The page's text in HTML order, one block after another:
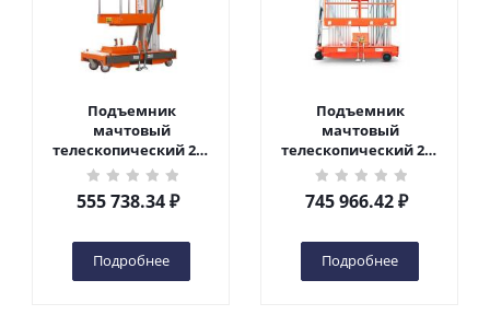
Подъемник
мачтовый
телескопический 200
кг 6 м TOR GTWY6-200S
DC 2-мачтовый
(автономный) (G) в
555 738.34₽
Подробнее
Подъемник
мачтовый
телескопический 200
кг 10 м TOR GTWY10-
200S DC 2-мачтовый
(автономный) (N) в
745 966.42₽
Подробнее